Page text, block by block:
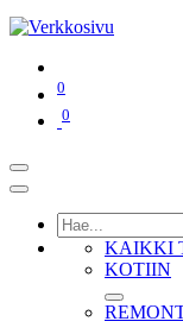
0
0
KAIKKI
KOTIIN